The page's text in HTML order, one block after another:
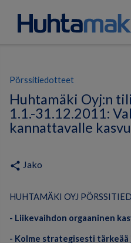
Pörssitiedotteet
Huhtamäki Oyj:n
1.1.-31.12.2011:
kannattavalle
share Jako
HUHTAMÄKI OYJ
- Liikevaihdon orgaaninen
- Kolme strategisesti tärkeää